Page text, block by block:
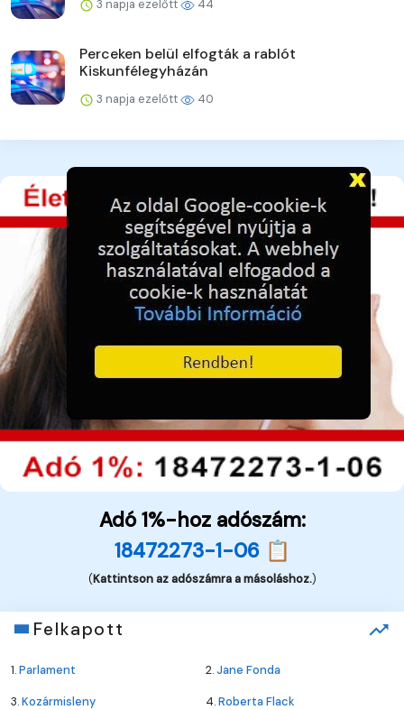
3 napja ezelőtt 44
Perceken belül elfogták a rablót
Kiskunfélegyházán
3 napja ezelőtt 40
Adó 1%-hoz adószám:
18472273-1-06 📋
(Kattintson az adószámra a másoláshoz.)
Felkapott
1.Parlament 2.Jane Fonda
3.Kozármisleny 4.Roberta Flack